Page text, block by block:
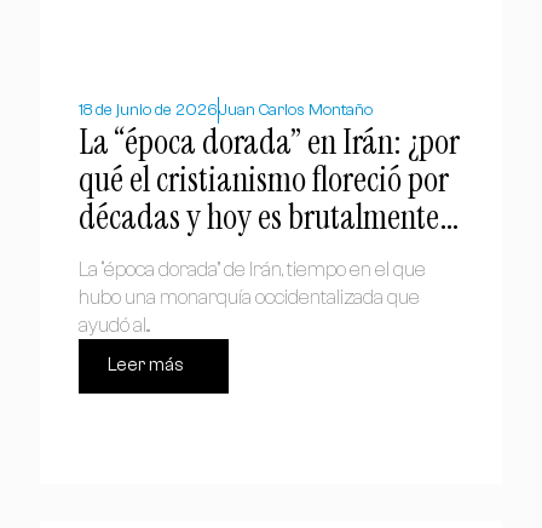
18 de junio de 2026Juan Carlos Montaño
La “época dorada” en Irán: ¿por
qué el cristianismo floreció por
décadas y hoy es brutalmente
perseguido?
La “época dorada” de Irán, tiempo en el que
hubo una monarquía occidentalizada que
ayudó al...
Leer más